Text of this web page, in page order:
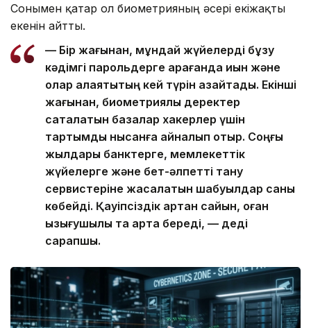
Сонымен қатар ол биометрияның әсері екіжақты
екенін айтты.
— Бір жағынан, мұндай жүйелерді бұзу
кәдімгі парольдерге қарағанда қиын және
олар алаяқтықтың кей түрін азайтады. Екінші
жағынан, биометриялық деректер
сақталатын базалар хакерлер үшін
тартымды нысанға айналып отыр. Соңғы
жылдары банктерге, мемлекеттік
жүйелерге және бет-әлпетті тану
сервистеріне жасалатын шабуылдар саны
көбейді. Қауіпсіздік артқан сайын, оған
қызығушылық та арта береді, — деді
сарапшы.